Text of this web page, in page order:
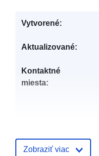
Vytvorené:
Aktualizované:
Kontaktné
miesta:
Zobraziť viac